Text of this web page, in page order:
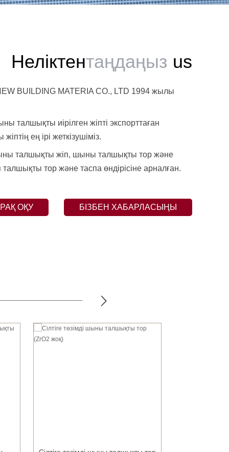
Неліктентаңдаңыз us
BUILDING MATERIA CO., LTD 1994 жылы
талшықты иірілген жіпті экспорттаған
ең ірі жеткізушіміз.
талшықты жіп, шыны талшықты тор және
тор және таспа өндірісіне арналған.
БІЗБЕН ХАБАРЛАСЫҢЫ
ОҚУ